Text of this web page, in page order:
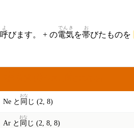
呼
よ
びます。 + の電気
でんき
を帯
お
びたものを
Ne と 同
おな
じ (2, 8)
Ar と 同
おな
じ (2, 8, 8)